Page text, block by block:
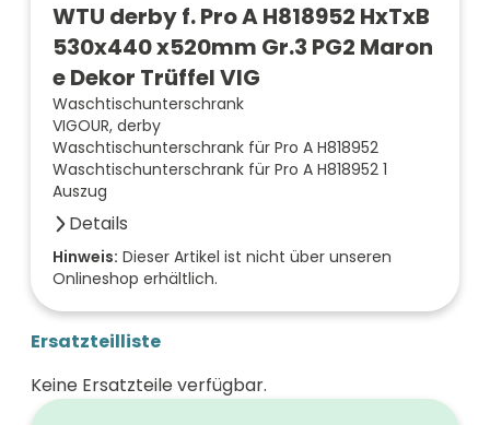
WTU derby f. Pro A H818952 HxTxB
530x440 x520mm Gr.3 PG2 Maron
e Dekor Trüffel VIG
Waschtischunterschrank
VIGOUR, derby
Waschtischunterschrank für Pro A H818952
Waschtischunterschrank für Pro A H818952 1
Auszug
Details
Farbe der Front
520
Höhe (mm)
Tiefe (mm)
Hinweis: Dieser Artikel ist nicht über unseren
Onlineshop erhältlich.
Ersatzteilliste
Keine Ersatzteile verfügbar.